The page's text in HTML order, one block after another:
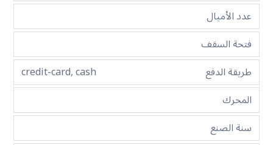
عدد الأميال
فتحة السقف
طريقة الدفع
credit-card, cash
المحرك
سنة الصنع